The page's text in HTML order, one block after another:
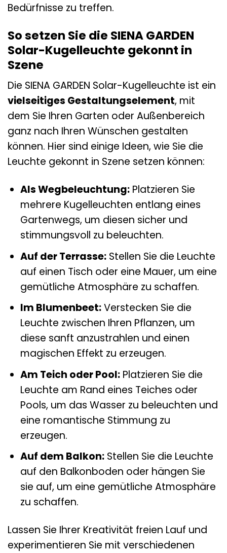
Bedürfnisse zu treffen.
So setzen Sie die SIENA GARDEN
Solar-Kugelleuchte gekonnt in
Szene
Die SIENA GARDEN Solar-Kugelleuchte ist ein
vielseitiges Gestaltungselement, mit
dem Sie Ihren Garten oder Außenbereich
ganz nach Ihren Wünschen gestalten
können. Hier sind einige Ideen, wie Sie die
Leuchte gekonnt in Szene setzen können:
Als Wegbeleuchtung:Platzieren Sie
mehrere Kugelleuchten entlang eines
Gartenwegs, um diesen sicher und
stimmungsvoll zu beleuchten.
Auf der Terrasse:Stellen Sie die Leuchte
auf einen Tisch oder eine Mauer, um eine
gemütliche Atmosphäre zu schaffen.
Im Blumenbeet:Verstecken Sie die
Leuchte zwischen Ihren Pflanzen, um
diese sanft anzustrahlen und einen
magischen Effekt zu erzeugen.
Am Teich oder Pool:Platzieren Sie die
Leuchte am Rand eines Teiches oder
Pools, um das Wasser zu beleuchten und
eine romantische Stimmung zu
erzeugen.
Auf dem Balkon:Stellen Sie die Leuchte
auf den Balkonboden oder hängen Sie
sie auf, um eine gemütliche Atmosphäre
zu schaffen.
Lassen Sie Ihrer Kreativität freien Lauf und
experimentieren Sie mit verschiedenen